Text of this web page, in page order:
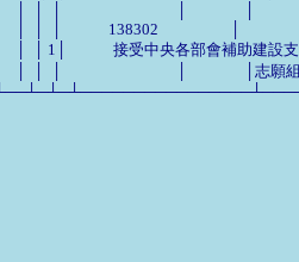
│  │  │　　　138302
│  │ 1│　　　接受中央各部會補助建設
│  │  │                                │